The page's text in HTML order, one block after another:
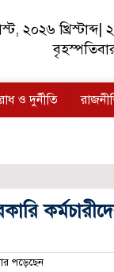
২০২৬ খ্রিস্টাব্দ|
ও দুর্নীতি
পড়েছেন